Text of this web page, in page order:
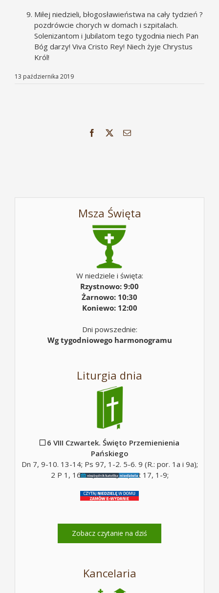
Miłej niedzieli, błogosławieństwa na cały tydzień ?
pozdrówcie chorych w domach i szpitalach.
Solenizantom i Jubilatom tego tygodnia niech Pan
Bóg darzy! Viva Cristo Rey! Niech żyje Chrystus
Król!
13 października 2019
Facebook Email
Msza Święta
W niedziele i święta:
Rzystnowo: 9:00
Żarnowo: 10:30
Koniewo: 12:00
Dni powszednie:
Wg tygodniowego harmonogramu
Liturgia dnia
6 VIII Czwartek. Święto Przemienienia
Pańskiego
Dn 7, 9-10. 13-14; Ps 97, 1-2. 5-6. 9 (R.: por. 1a i 9a);
2 P 1, 16-19; Mt 17, 5c; Mt 17, 1-9;
Zobacz czytanie na dziś
Kancelaria